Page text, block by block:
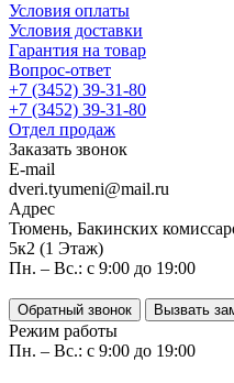
Условия оплаты
Условия доставки
Гарантия на товар
Вопрос-ответ
+7 (3452) 39-31-80
+7 (3452) 39-31-80
Отдел продаж
Заказать звонок
E-mail
dveri.tyumeni@mail.ru
Адрес
Тюмень, Бакинских
5к2 (1 Этаж)
Пн. – Вс.: с 9:00 до 19:00
Обратный звонок Вызвать
Режим работы
Пн. – Вс.: с 9:00 до 19:00